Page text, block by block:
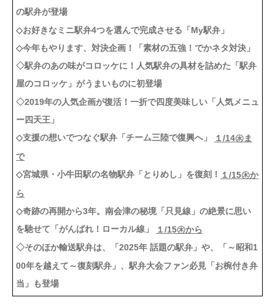
の駅弁が登場
◇お好きなミニ駅弁4つを選んで完成させる「My駅弁」
◇今年もやります、対決企画！「素材の五強！でかネタ対決」
◇駅弁のあの味がコロッケに！人気駅弁の具材を詰めた「駅弁
屋のコロッケ」がうまいものに初登場
◇2019年の人気企画が復活！一折で四度美味しい「人気メニュ
ー四天王」
◇支援の想いでつなぐ駅弁「チーム三陸で復興へ」
１/14㊌ま
で
◇宮城県・小牛田駅の名物駅弁「とりめし」を復刻！ １/15㊍か
ら
◇奇跡の再開から3年。南会津の秘境「只見線」の絶景に思い
を馳せて「がんばれ！ローカル線」
１/15㊍から
◇そのほか輸送駅弁は、「2025年 話題の駅弁」や、「～昭和1
00年を越えて～復刻駅弁」、駅弁大会ファン必見「お椀付き弁
当」も登場